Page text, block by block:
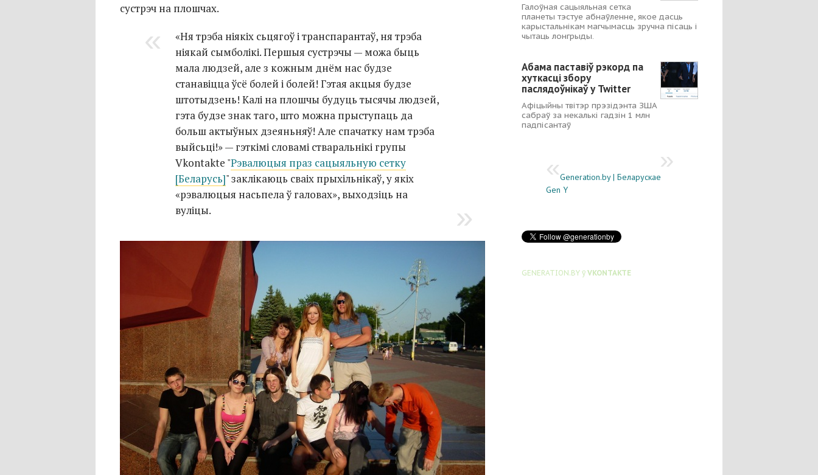
сустрэч на плошчах.
«Ня трэба ніякіх сьцягоў і транспарантаў, ня трэба
ніякай сымболікі. Першыя сустрэчы — можа быць
мала людзей, але з кожным днём нас будзе
станавіцца ўсё болей і болей! Гэтая акцыя будзе
штотыдзень! Калі на плошчы будуць тысячы людзей,
гэта будзе знак таго, што можна прыступаць да
больш актыўных дзеяньняў! Але спачатку нам трэба
выйсьці!» — гэткімі словамі стваральнікі групы
Vkontakte "Рэвалюцыя праз сацыяльную сетку
[Беларусь]" заклікаюць сваіх прыхільнікаў, у якіх
«рэвалюцыя насьпела ў галовах», выходзіць на
вуліцы.
Галоўная сацыяльная сетка
планеты тэстуе абнаўленне, якое дасць
карыстальнікам магчымасць зручна пісаць і
чытаць лонгрыды.
Абама паставіў рэкорд па
хуткасці збору
паслядоўнікаў у Twitter
Афіцыйны твітэр прэзідэнта ЗША
сабраў за некалькі гадзін 1 млн
падпісантаў
Generation.by | Беларускае
Gen Y
GENERATION.BY ў VKONTAKTE